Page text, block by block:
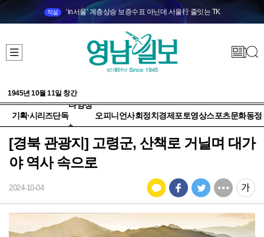
직설 ‘in서울’ 계층상승 보증수표 아닌데 서울行 줄잇는 TK
1945년 10월 11일 창간
기획·시리즈단독
다양성
+
오피니언사회정치 경제 포토영상스포츠문화동정
[경북 관광지] 고령군, 산책로 거닐며 대가
야 역사 속으로
2024-10-04